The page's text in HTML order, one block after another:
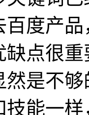
百度产
缺点很
然是不
技能一